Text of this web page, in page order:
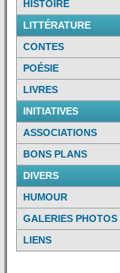
HISTOIRE
LITTÉRATURE
CONTES
POÉSIE
LIVRES
INITIATIVES
ASSOCIATIONS
BONS PLANS
DIVERS
HUMOUR
GALERIES PHOTOS
LIENS